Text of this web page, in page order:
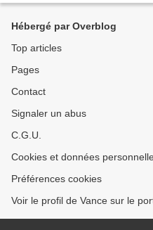
Hébergé par Overblog
Top articles
Pages
Contact
Signaler un abus
C.G.U.
Cookies et données
Préférences cookies
Voir le profil de Vance sur le